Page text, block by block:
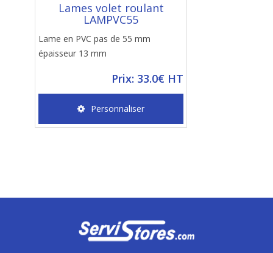
Lames volet roulant
LAMPVC55
Lame en PVC pas de 55 mm
épaisseur 13 mm
Prix: 33.0€ HT
Personnaliser